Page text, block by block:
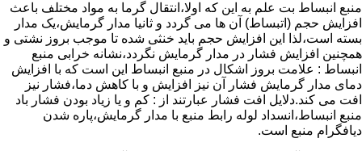
منبع انبساط بت علم به این که اولا،انتقال گرما به مواد مختلف باعث
افزایش حجم (اتبساط) آن ها می گردد و ثانیا مدار گرمایش،یک مدار
بسته است،لذا این افزایش حجم باید خنثی شده تا موجب بروز نشتی و
همچنین افزایش فشار در مدار گرمایش نگردد،نشانه خرابی منبع
انبساط : علامت بروز اشکال در منبع انبساط این است که با افزایش
دمای مدار گرمایش فشار آن نیز افزایش و با کاهش دما،فشار نیز
افت می کند.دلایل افت فشار عبارتند از : کم و یا زیاد بودن فشار باد
منبع انبساط،انسداد لوله رابط منبع با مدار گرمایش،پاره شدن
دیافگرام منبع است.